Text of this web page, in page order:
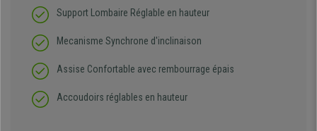
Support Lombaire Réglable en hauteur
Mecanisme Synchrone d'inclinaison
Assise Confortable avec rembourrage épais
Accoudoirs réglables en hauteur